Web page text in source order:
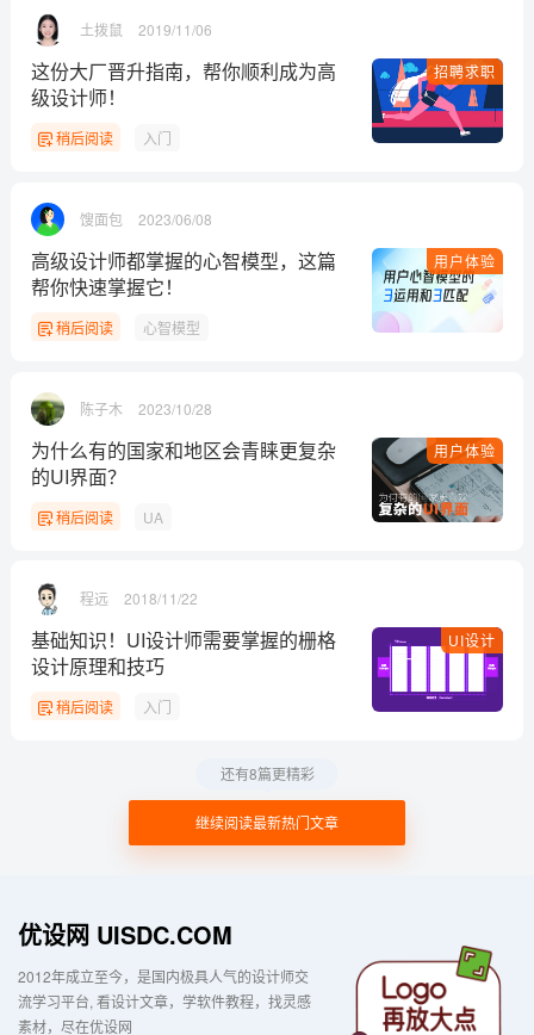
土拨鼠 2019/11/06
招聘求职
这份大厂晋升指南，帮你顺利成为高
级设计师！
稍后阅读 入门
馊面包 2023/06/08
用户体验
高级设计师都掌握的心智模型，这篇
帮你快速掌握它！
稍后阅读 心智模型
陈子木 2023/10/28
用户体验
为什么有的国家和地区会青睐更复杂
的UI界面？
稍后阅读 UA
程远 2018/11/22
UI设计
基础知识！UI设计师需要掌握的栅格
设计原理和技巧
稍后阅读 入门
继续阅读最新热门文章
还有8篇更精彩
优设网 UISDC.COM
2012年成立至今，是国内极具人气的设计师交
流学习平台 看设计文章，学软件教程，找灵感
素材，尽在优设网